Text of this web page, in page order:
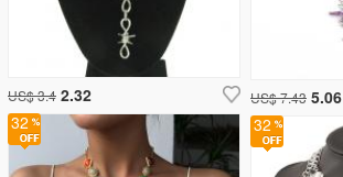
US$ 7.43 5.06
US$ 3.4 2.32
32
32